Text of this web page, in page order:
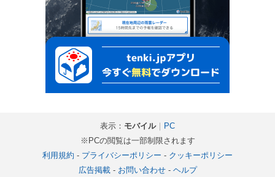
表示： モバイル｜ PC
※PCの閲覧は一部制限されます
利用規約 - プライバシーポリシー - クッキーポリシー
広告掲載- お問い合わせ- ヘルプ